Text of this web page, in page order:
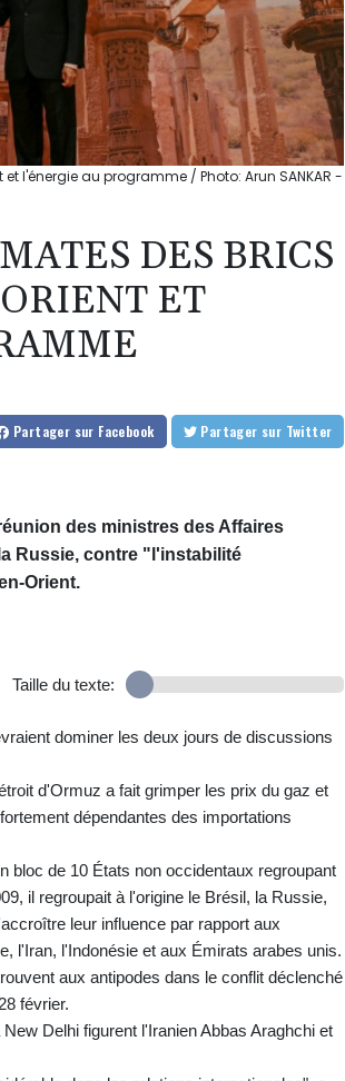
l'énergie au programme / Photo: Arun SANKAR -
DES BRICS
ET
Partager sur Facebook Partager sur Twitter
des ministres des Affaires
Russie, contre "l'instabilité
Orient.
Taille du texte:
dominer les deux jours de discussions
d'Ormuz a fait grimper les prix du gaz et
dépendantes des importations
bloc de 10 États non occidentaux regroupant
il regroupait à l'origine le Brésil, la Russie,
leur influence par rapport aux
l'Iran, l'Indonésie et aux Émirats arabes unis.
aux antipodes dans le conflit déclenché
février.
Delhi figurent l'Iranien Abbas Araghchi et